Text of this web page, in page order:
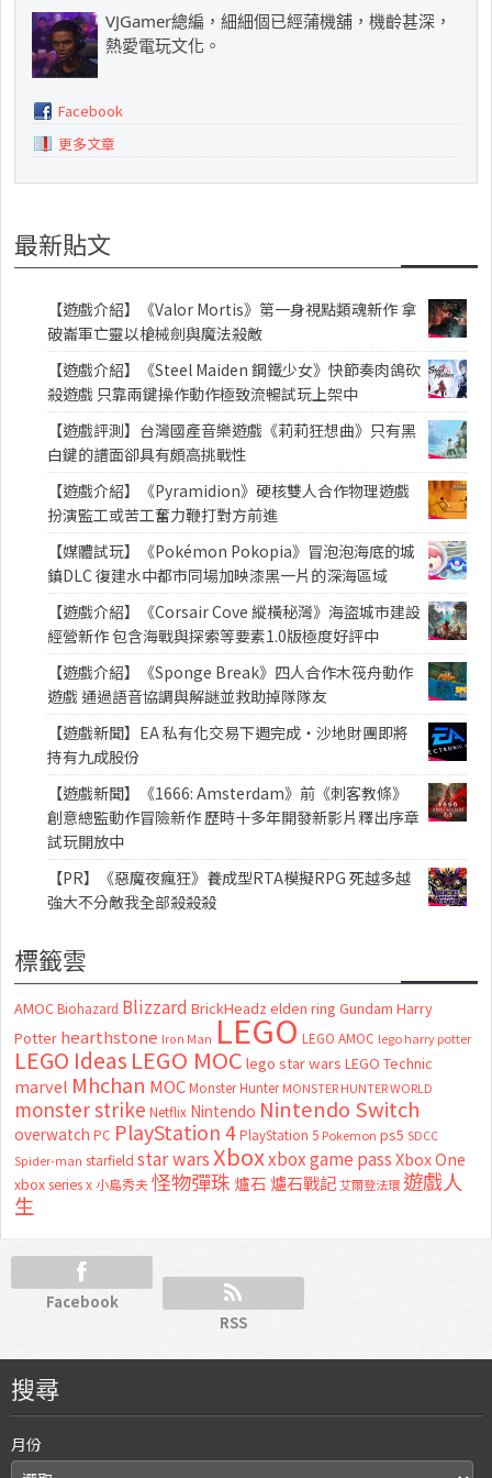
VJGamer總編，細細個已經蒲機舖，機齡甚深，
熱愛電玩文化。
Facebook
更多文章
最新貼文
【遊戲介紹】《Valor Mortis》第一身視點類魂新作 拿
破崙軍亡靈以槍械劍與魔法殺敵
【遊戲介紹】《Steel Maiden 鋼鐵少女》快節奏肉鴿砍
殺遊戲 只靠兩鍵操作動作極致流暢試玩上架中
【遊戲評測】台灣國產音樂遊戲《莉莉狂想曲》只有黑
白鍵的譜面卻具有頗高挑戰性
【遊戲介紹】《Pyramidion》硬核雙人合作物理遊戲
扮演監工或苦工奮力鞭打對方前進
【媒體試玩】《Pokémon Pokopia》冒泡泡海底的城
鎮DLC 復建水中都市同場加映漆黑一片的深海區域
【遊戲介紹】《Corsair Cove 縱橫秘灣》海盜城市建設
經營新作 包含海戰與探索等要素1.0版極度好評中
【遊戲介紹】《Sponge Break》四人合作木筏舟動作
遊戲 通過語音協調與解謎並救助掉隊隊友
【遊戲新聞】EA 私有化交易下週完成・沙地財團即將
持有九成股份
【遊戲新聞】《1666: Amsterdam》前《刺客教條》
創意總監動作冒險新作 歷時十多年開發新影片釋出序章
試玩開放中
【PR】《惡魔夜瘋狂》養成型RTA模擬RPG 死越多越
強大不分敵我全部殺殺殺
標籤雲
AMOC Biohazard Blizzard BrickHeadz elden ring Gundam Harry
Potter hearthstone Iron Man LEGO LEGO AMOC lego harry potter
LEGO Ideas LEGO MOC lego star wars LEGO Technic
marvel Mhchan MOC Monster Hunter MONSTER HUNTER WORLD
monster strike Netflix Nintendo Nintendo Switch
overwatch PC PlayStation 4 PlayStation 5 Pokemon ps5 SDCC
Spider-man starfield star wars Xboxxbox game passXbox One
xbox series x 小島秀夫怪物彈珠 爐石 爐石戰記艾爾登法環 遊戲人
生
Facebook
RSS
搜尋
月份